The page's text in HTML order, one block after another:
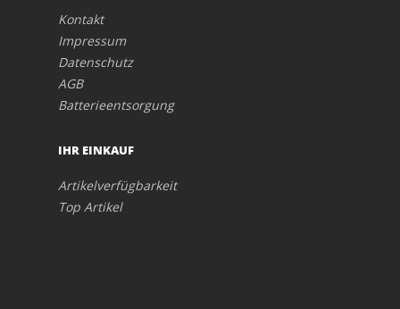
Kontakt
Impressum
Datenschutz
AGB
Batterieentsorgung
IHR EINKAUF
Artikelverfügbarkeit
Top Artikel